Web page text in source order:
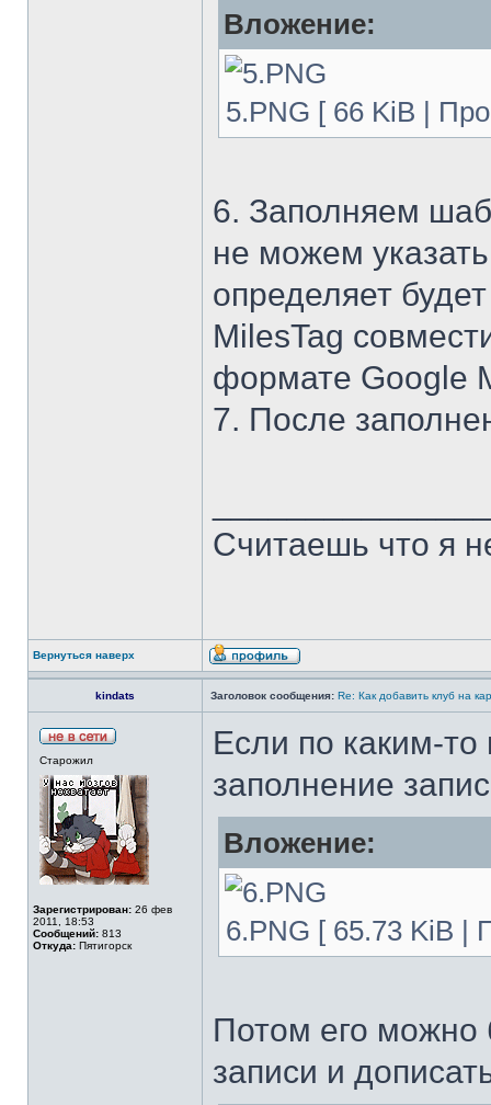
Вложение:
5.PNG [ 66 KiB |
6. Заполняем
не можем
определяет
MilesTag
формате Google
7. После
Считаешь что я
Вернуться наверх
kindats Заголовок сообщения: Re: Как добавить клуб на
Старожил
Зарегистрирован: 26 фев
2011, 18:53
Сообщений: 813
Откуда: Пятигорск
Если по каким-то
заполнение
Вложение:
6.PNG [ 65.73 KiB |
Потом его можно
записи и